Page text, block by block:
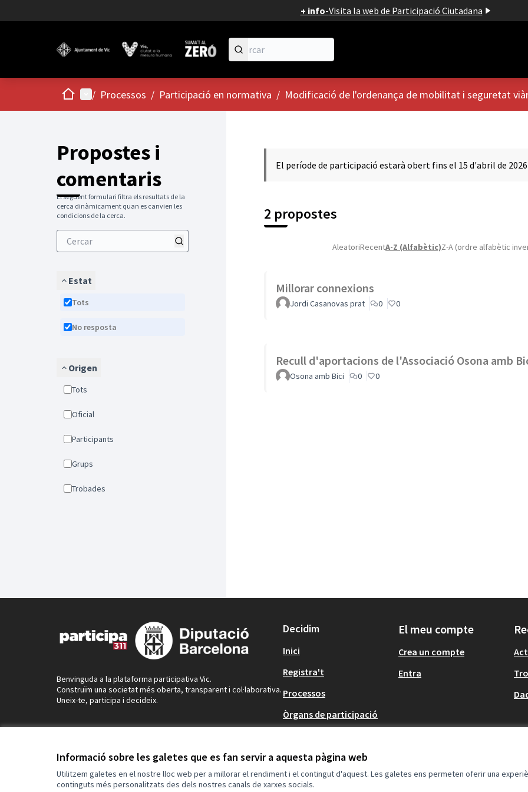
Informació sobre les galetes que es fan servir a aquesta pàgina web
Utilitzem galetes en el nostre lloc web per a millorar el rendiment i el contingut d'aquest. Les galetes ens permeten oferir una
continguts més personalitzats des dels nostres canals de xarxes socials.
+ info-Visita la web de Participació Ciutadana
Inici Menú principal
/ Processos / Participació en normativa / Modificació de l'ordenança de mobilitat i seguretat
Propostes i
comentaris
El següent formulari filtra els resultats de la
cerca dinàmicament quan es canvien les
condicions de la cerca.
Estat
Tots
No resposta
Origen
Tots
Oficial
Participants
Grups
Trobades
El període de participació estarà obert fins el 15 d'abril de 2026
2 propostes
AleatoriRecentA-Z (Alfabètic)Z-A (ordre alfabètic
Millorar connexions
Jordi Casanovas prat 0 0
Recull d'aportacions de l'Associació Osona amb
Osona amb Bici 0 0
Benvinguda a la plataforma participativa Vic.
Construïm una societat més oberta, transparent i col·laborativa.
Uneix-te, participa i decideix.
Decidim
Inici
Registra't
Processos
Òrgans de participació
El meu compte
Crea un compte
Entra